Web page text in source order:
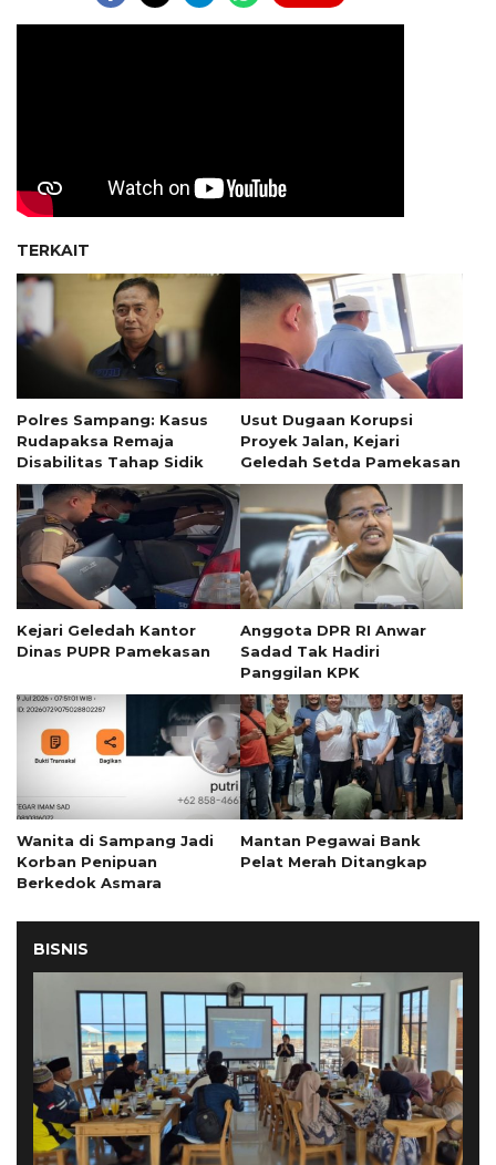
TERKAIT
Polres Sampang: Kasus
Rudapaksa Remaja
Disabilitas Tahap Sidik
Usut Dugaan Korupsi
Proyek Jalan, Kejari
Geledah Setda Pamekasan
Kejari Geledah Kantor
Dinas PUPR Pamekasan
Anggota DPR RI Anwar
Sadad Tak Hadiri
Panggilan KPK
Wanita di Sampang Jadi
Korban Penipuan
Berkedok Asmara
Mantan Pegawai Bank
Pelat Merah Ditangkap
BISNIS